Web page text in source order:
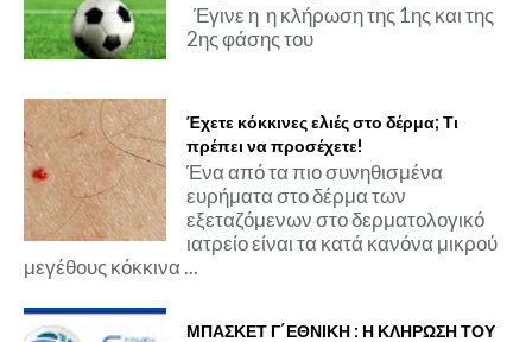
Έγινε η η κλήρωση της 1ης και της
2ης φάσης του
Έχετε κόκκινες ελιές στο δέρμα; Τι
πρέπει να προσέχετε!
Ένα από τα πιο συνηθισμένα
ευρήματα στο δέρμα των
εξεταζόμενων στο δερματολογικό
ιατρείο είναι τα κατά κανόνα μικρού
μεγέθους κόκκινα ...
ΜΠΑΣΚΕΤ Γ΄ΕΘΝΙΚΗ : Η ΚΛΗΡΩΣΗ ΤΟΥ